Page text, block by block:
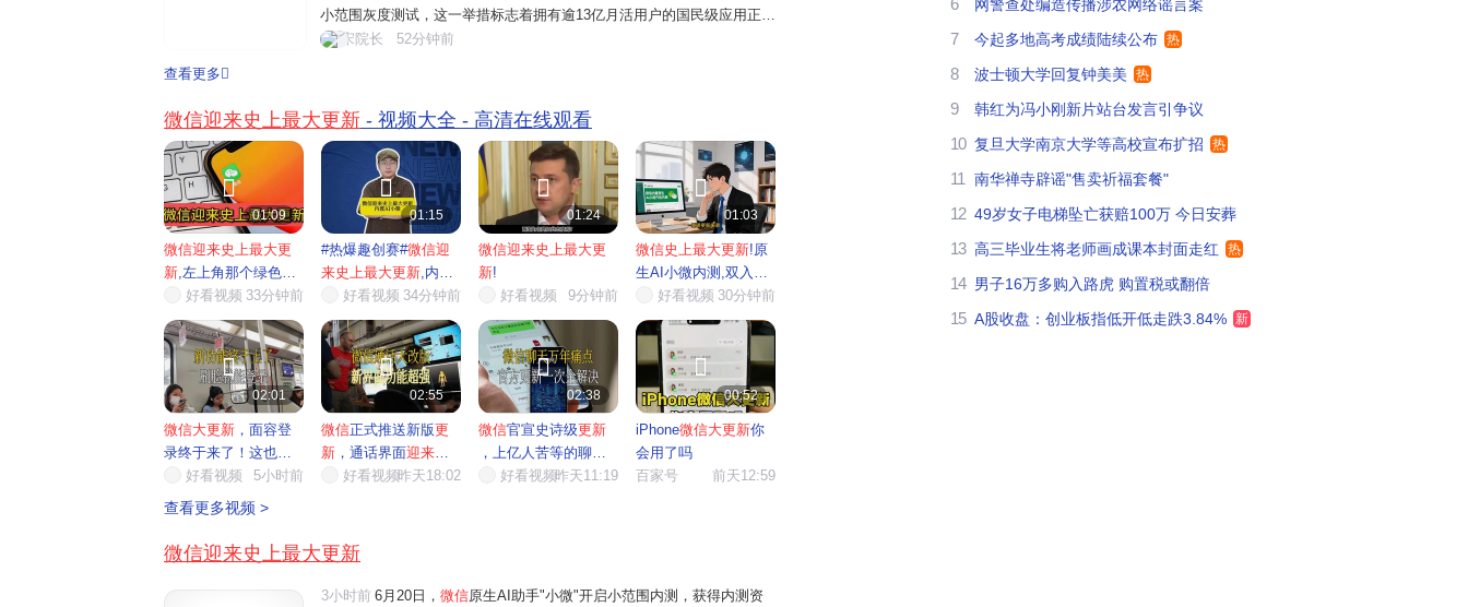
有没有纯及时沟通的软件，大家需要一个
3
早已卸载
能不能出个微信极速版，只保留聊天，语音，支付
294
然后占用内存越来越大
微信本来就是手机运行大户了再加上ai会不会卡啊
网警查处编造传播涉农网络谣言案
7 今起多地高考成绩陆续公布 热
8 波士顿大学回复钟美美 热
9 韩红为冯小刚新片站台发言引争议
10 复旦大学南京大学等高校宣布扩招 热
11 南华禅寺辟谣"售卖祈福套餐"
12 49岁女子电梯坠亡获赔100万 今日安葬
13 高三毕业生将老师画成课本封面走红 热
14 男子16万多购入路虎 购置税或翻倍
15 A股收盘：创业板指低开低走跌3.84% 新
小范围灰度测试，这一举措标志着拥有逾13亿月活用户的国民级应用正式
进军AI领域，国内AI助手竞争格局迎来最大变量！事件概述：绿色眼睛图
宋院长 52分钟前
查看更多
微信迎来史上最大更新 - 视频大全 - 高清在线观看

01:09
微信迎来史上最大更
新,左上角那个绿色眼
睛的...好看视频 33分钟前

01:15
#热爆趣创赛#微信迎
来史上最大更新,内置
AI小...好看视频 34分钟前

01:24
微信迎来史上最大更
新!
好看视频
9分钟前

01:03
微信史上最大更新!原
生AI小微内测,双入口
一键...好看视频 30分钟前

02:01
微信大更新 ，面容登
录终于来了！这也太
方便了
好看视频 5小时前

02:55
微信正式推送新版更
新 ，通话界面迎来
面升级
好看视频昨天18:02

02:38
微信官宣史诗级更新
，上亿人苦等的聊天
痛点，...
好看视频昨天11:19

00:52
iPhone微信大更新你
会用了吗
百家号
前天12:59
查看更多视频 >
微信迎来史上最大更新
3小时前 6月20日， 微信原生AI助手"小微"开启小范围内测，获得内测资